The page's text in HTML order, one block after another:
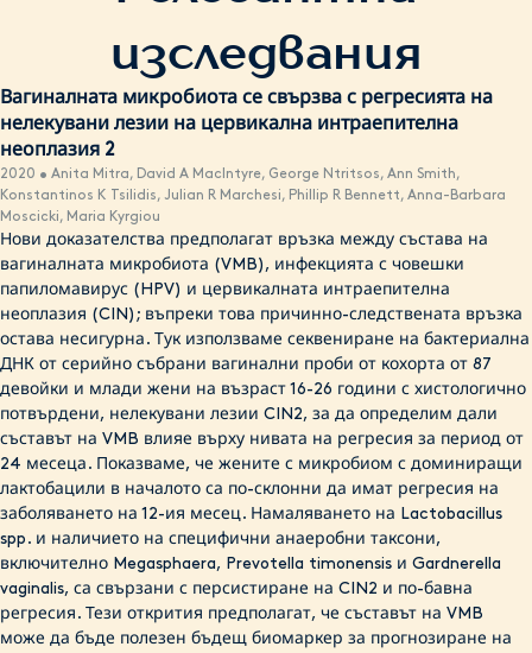
състояния като бактериална вагиноза или кандидоза
(гъбична инфекция), които след това да бъдат доставени
дискретно до вратата ти. Тази услуга предлага удобен
начин за достъп до лечение на често срещани
гинекологични проблеми. За по-сложни притеснения или
ако не си сигурна, все пак препоръчваме да се
консултираш със здравен специалист за цялостна
оценка. Помни, че твоето здраве и благополучие са наш
основен приоритет и ние сме тук, за да ти дадем знания,
ресурси и удобни възможности за грижа, когато е
възможно.
Изискването за 18+ гарантира, че работим в рамките на
Ако си под 18 години, препоръчваме да посетиш личния
си лекар или местна клиника за сексуално здраве, където
се предлагат подходящи услуги за млади хора. Много
клиники за сексуално здраве предлагат безплатни и
поверителни услуги, специално предназначени за
тийнейджъри.
изследвания
Вагиналната микробиота се свързва с регресията на
нелекувани лезии на цервикална интраепителна
неоплазия 2
2020 • Anita Mitra, David A MacIntyre, George Ntritsos, Ann Smith,
Konstantinos K Tsilidis, Julian R Marchesi, Phillip R Bennett, Anna-Barbara
Moscicki, Maria Kyrgiou
Нови доказателства предполагат връзка между състава на
вагиналната микробиота (VMB), инфекцията с човешки
папиломавирус (HPV) и цервикалната интраепителна
неоплазия (CIN); въпреки това причинно-следствената връзка
остава несигурна. Тук използваме секвениране на бактериална
ДНК от серийно събрани вагинални проби от кохорта от 87
девойки и млади жени на възраст 16-26 години с хистологично
потвърдени, нелекувани лезии CIN2, за да определим дали
съставът на VMB влияе върху нивата на регресия за период от
24 месеца. Показваме, че жените с микробиом с доминиращи
лактобацили в началото са по-склонни да имат регресия на
заболяването на 12-ия месец. Намаляването на Lactobacillus
spp. и наличието на специфични анаеробни таксони,
включително Megasphaera, Prevotella timonensis и Gardnerella
vaginalis, са свързани с персистиране на CIN2 и по-бавна
регресия. Тези открития предполагат, че съставът на VMB
може да бъде полезен бъдещ биомаркер за прогнозиране на